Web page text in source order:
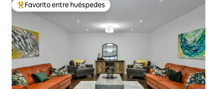
Favorito entre huéspedes preferido
Favorito entre huéspedes